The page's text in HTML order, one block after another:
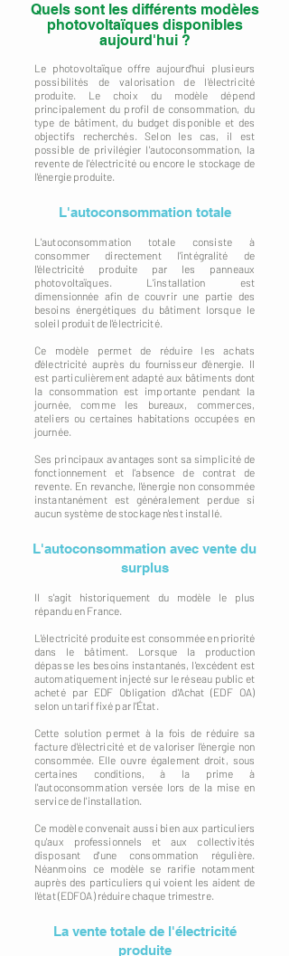
Quels sont les différents modèles
photovoltaïques disponibles
aujourd'hui ?
Le photovoltaïque offre aujourd'hui plusieurs
possibilités de valorisation de l'électricité
produite. Le choix du modèle dépend
principalement du profil de consommation, du
type de bâtiment, du budget disponible et des
objectifs recherchés. Selon les cas, il est
possible de privilégier l'autoconsommation, la
revente de l'électricité ou encore le stockage de
l'énergie produite.
L'autoconsommation totale
L'autoconsommation totale consiste à
consommer directement l'intégralité de
l'électricité produite par les panneaux
photovoltaïques. L'installation est
dimensionnée afin de couvrir une partie des
besoins énergétiques du bâtiment lorsque le
soleil produit de l'électricité.
Ce modèle permet de réduire les achats
d'électricité auprès du fournisseur d'énergie. Il
est particulièrement adapté aux bâtiments dont
la consommation est importante pendant la
journée, comme les bureaux, commerces,
ateliers ou certaines habitations occupées en
journée.
Ses principaux avantages sont sa simplicité de
fonctionnement et l'absence de contrat de
revente. En revanche, l'énergie non consommée
instantanément est généralement perdue si
aucun système de stockage n'est installé.
L'autoconsommation avec vente du
surplus
Il s'agit historiquement du modèle le plus
répandu en France.
L'électricité produite est consommée en priorité
dans le bâtiment. Lorsque la production
dépasse les besoins instantanés, l'excédent est
automatiquement injecté sur le réseau public et
acheté par EDF Obligation d'Achat (EDF OA)
selon un tarif fixé par l'État.
Cette solution permet à la fois de réduire sa
facture d'électricité et de valoriser l'énergie non
consommée. Elle ouvre également droit, sous
certaines conditions, à la prime à
l'autoconsommation versée lors de la mise en
service de l'installation.
Ce modèle convenait aussi bien aux particuliers
qu'aux professionnels et aux collectivités
disposant d'une consommation régulière.
Néanmoins ce modèle se rarifie notamment
auprès des particuliers qui voient les aident de
l'état (EDFOA) réduire chaque trimestre.
La vente totale de l'électricité
produite